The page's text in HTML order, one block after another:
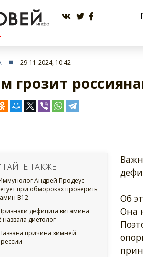
29-11-2024, 10:42
грозит
ТАКЖЕ
Андрей Продеус
при обмороках проверить
В12
дефицита витамина
назвала диетолог
причина зимней
Об
Она